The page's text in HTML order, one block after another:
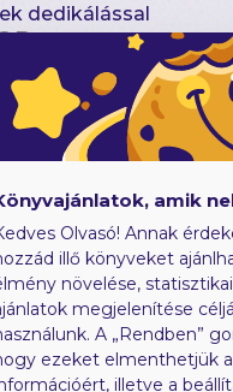
dedikálással
toplista
jog fenntartva.
amik
Olvasó! Annak
illő könyveket
növelése,
megjelenítése
A „Rendben”
ezeket elmenthetjük
illetve a